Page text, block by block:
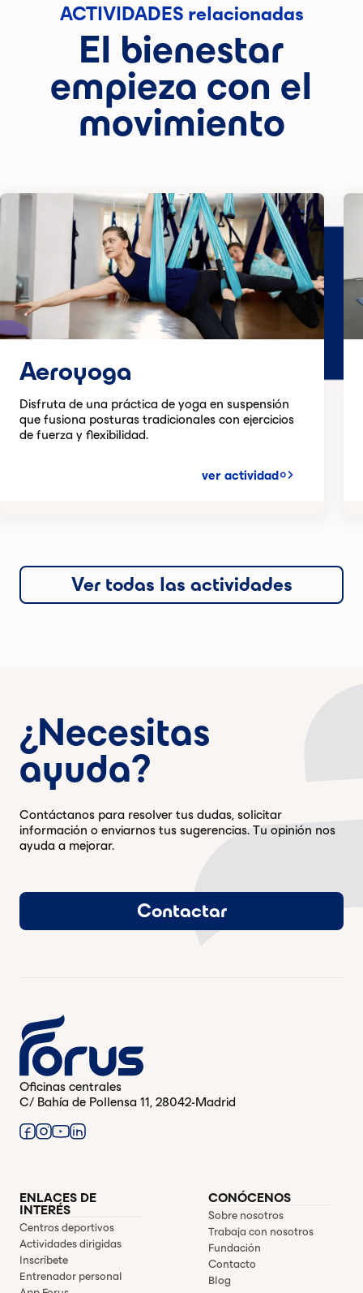
ACTIVIDADES relacionadas
El bienestar
empieza con el
movimiento
Aeroyoga
Disfruta de una práctica de yoga en suspensión
que fusiona posturas tradicionales con ejercicios
de fuerza y flexibilidad.
ver actividad
Ver todas las actividades
¿Necesitas
ayuda?
Contáctanos para resolver tus dudas, solicitar
información o enviarnos tus sugerencias. Tu opinión nos
ayuda a mejorar.
Contactar
Oficinas centrales
C/ Bahía de Pollensa 11, 28042-Madrid
ENLACES DE
INTERÉS
Centros deportivos
Actividades dirigidas
Inscríbete
Entrenador personal
CONÓCENOS
Sobre nosotros
Trabaja con nosotros
Fundación
Contacto
Blog